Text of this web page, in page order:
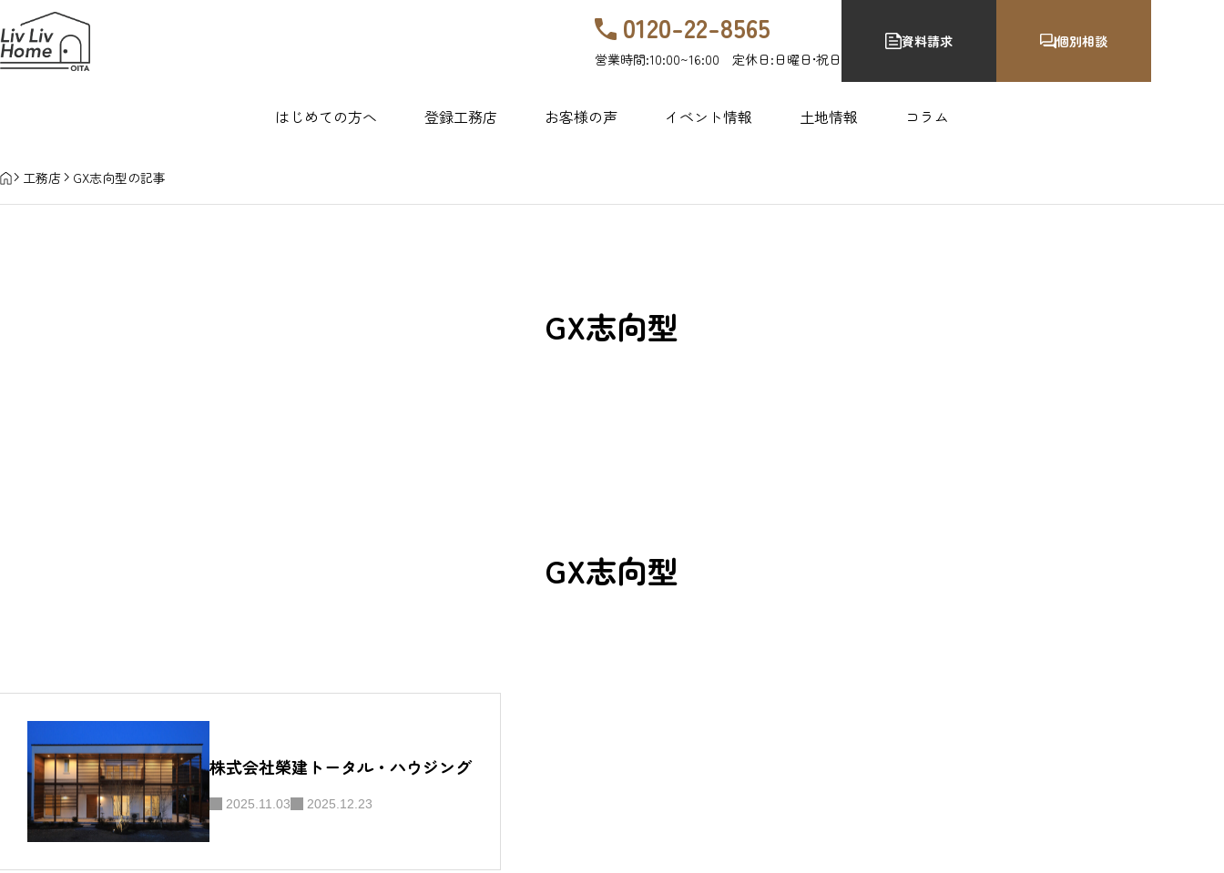
0120-22-8565
営業時間:10:00~16:00 定休日:日曜日•祝日
資料請求 個別相談
はじめての方へ 登録工務店 お客様の声 イベント情報 土地情報 コラム
HOME
工務店 GX志向型の記事
GX志向型
GX志向型
株式会社榮建トータル・ハウジング
2025.11.03 2025.12.23